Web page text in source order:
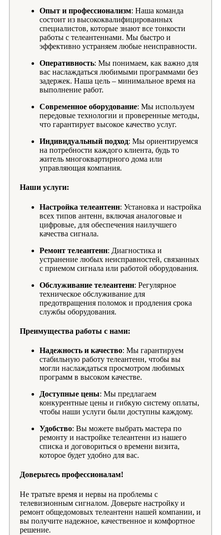
Опыт и профессионализм: Наша команда
состоит из высококвалифицированных
специалистов, которые знают все тонкости
работы с телеантеннами. Мы быстро и
эффективно устраняем любые неисправности.
Оперативность: Мы понимаем, как важно для
вас наслаждаться любимыми программами без
задержек. Наша цель – минимальное время на
выполнение работ.
Современное оборудование: Мы используем
передовые технологии и проверенные методы,
что гарантирует высокое качество услуг.
Индивидуальный подход: Мы ориентируемся
на потребности каждого клиента, будь то
житель многоквартирного дома или
управляющая компания.
Наши услуги:
Настройка телеантенн: Установка и настройка
всех типов антенн, включая аналоговые и
цифровые, для обеспечения наилучшего
качества сигнала.
Ремонт телеантенн: Диагностика и
устранение любых неисправностей, связанных
с приемом сигнала или работой оборудования.
Обслуживание телеантенн: Регулярное
техническое обслуживание для
предотвращения поломок и продления срока
службы оборудования.
Преимущества работы с нами:
Надежность и качество: Мы гарантируем
стабильную работу телеантенн, чтобы вы
могли наслаждаться просмотром любимых
программ в высоком качестве.
Доступные цены: Мы предлагаем
конкурентные цены и гибкую систему оплаты,
чтобы наши услуги были доступны каждому.
Удобство: Вы можете выбрать мастера по
ремонту и настройке телеантенн из нашего
списка и договориться о времени визита,
которое будет удобно для вас.
Доверьтесь профессионалам!
Не тратьте время и нервы на проблемы с
телевизионным сигналом. Доверьте настройку и
ремонт общедомовых телеантенн нашей компании, и
вы получите надежное, качественное и комфортное
решение.